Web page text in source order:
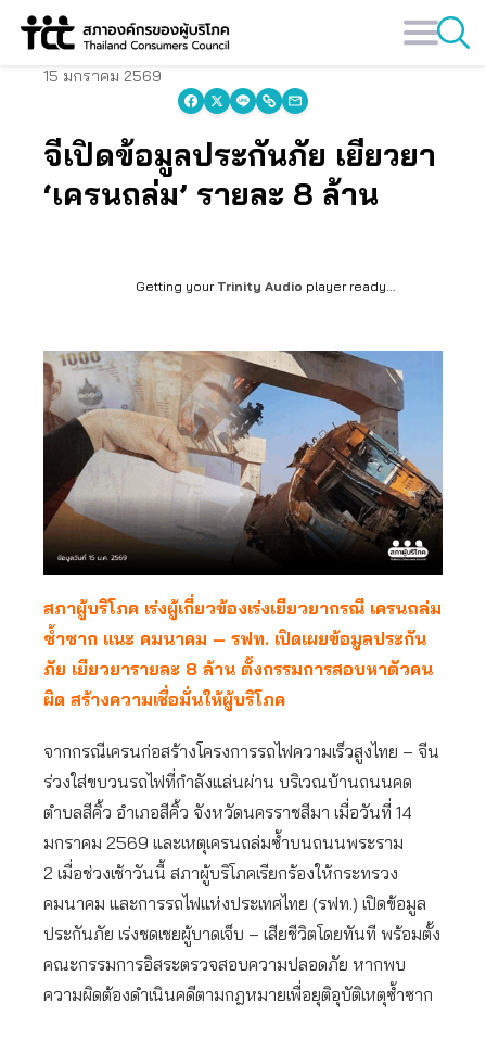
Skip
15 มกราคม 2569
จี้เปิดข้อมูลประกันภัย เยียวยา
‘เครนถล่ม’ รายละ 8 ล้าน
Getting your Trinity Audio player ready...
สภาผู้บริโภค เร่งผู้เกี่ยวข้องเร่งเยียวยากรณี เครนถล่ม
ซ้ำซาก แนะ คมนาคม – รฟท. เปิดเผยข้อมูลประกัน
ภัย เยียวยารายละ 8 ล้าน ตั้งกรรมการสอบหาตัวคน
ผิด สร้างความเชื่อมั่นให้ผู้บริโภค
จากกรณีเครนก่อสร้างโครงการรถไฟความเร็วสูงไทย – จีน
ร่วงใส่ขบวนรถไฟที่กำลังแล่นผ่าน บริเวณบ้านถนนคด
ตำบลสีคิ้ว อำเภอสีคิ้ว จังหวัดนครราชสีมา เมื่อวันที่ 14
มกราคม 2569 และเหตุเครนถล่มซ้ำบนถนนพระราม
2 เมื่อช่วงเช้าวันนี้ สภาผู้บริโภคเรียกร้องให้กระทรวง
คมนาคม และการรถไฟแห่งประเทศไทย (รฟท.) เปิดข้อมูล
ประกันภัย เร่งชดเชยผู้บาดเจ็บ – เสียชีวิตโดยทันที พร้อมตั้ง
คณะกรรมการอิสระตรวจสอบความปลอดภัย หากพบ
ความผิดต้องดำเนินคดีตามกฎหมายเพื่อยุติอุบัติเหตุซ้ำซาก